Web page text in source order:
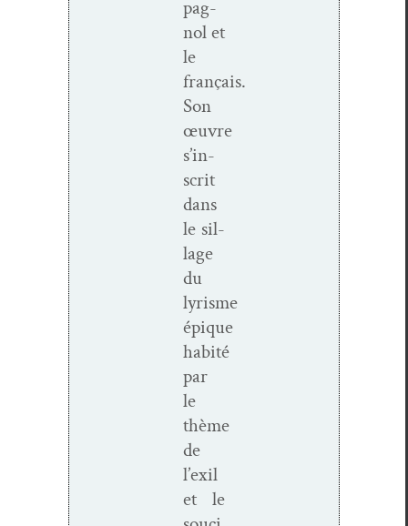
pag­
nol et
le
français.
Son
œuvre
s’in­
scrit
dans
le sil­
lage
du
lyrisme
épique
habité
par
le
thème
de
l’ex­il
et le